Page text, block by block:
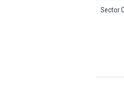
Sector